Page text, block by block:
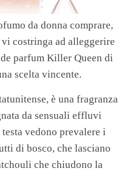
da donna comprare,
costringa ad alleggerire
parfum Killer Queen di
scelta vincente.
è una fragranza
da sensuali effluvi
vedono prevalere i
di bosco, che lasciano
che chiudono la